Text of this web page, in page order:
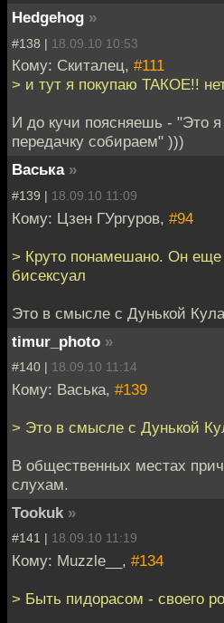
Hedgehog »
#138 | 18.09.10 10:53
Кому: Скиталец, #111
> и тут я покупаю ТАКОЕ!!
И до кучи поясняешь - "Это
передачку собираем" )))
Васька »
#139 | 18.09.10 11:09
Кому: Цзен ГУргуров, #94
> Круто понамешано. Он еще
бисексуал
Это в смысле с Дунькой
timur_photo »
#140 | 18.09.10 11:14
Кому: Васька, #139
> Это в смысле с Дунькой
В общественных местах
слухам.
Tookuk »
#141 | 18.09.10 11:19
Кому: Muzzle__, #134
> Быть пидорасом - своего